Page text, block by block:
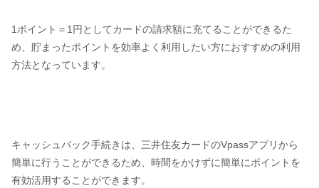
1ポイント＝1円としてカードの請求額に充てることができるた
め、貯まったポイントを効率よく利用したい方におすすめの利用
方法となっています。
キャッシュバック手続きは、三井住友カードのVpassアプリから
簡単に行うことができるため、時間をかけずに簡単にポイントを
有効活用することができます。